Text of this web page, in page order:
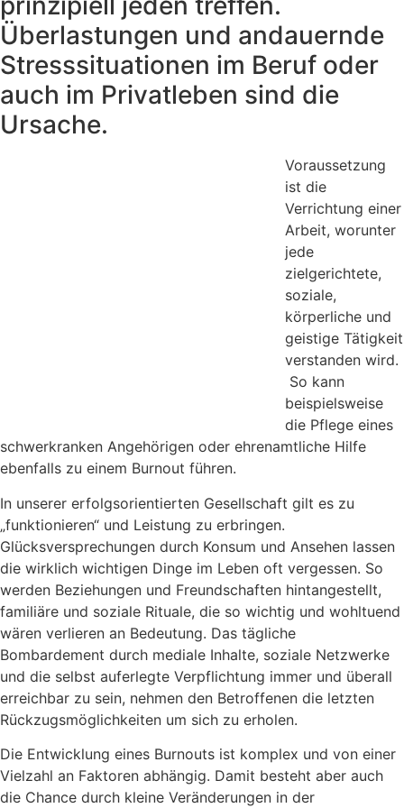
Überlastungen und andauernde
Stresssituationen im Beruf oder
auch im Privatleben sind die
Ursache.
Voraussetzung
ist die
Verrichtung einer
Arbeit, worunter
jede
zielgerichtete,
soziale,
körperliche und
geistige Tätigkeit
verstanden wird.
So kann
beispielsweise
die Pflege eines
schwerkranken Angehörigen oder ehrenamtliche Hilfe
ebenfalls zu einem Burnout führen.
In unserer erfolgsorientierten Gesellschaft gilt es zu
„funktionieren“ und Leistung zu erbringen.
Glücksversprechungen durch Konsum und Ansehen lassen
die wirklich wichtigen Dinge im Leben oft vergessen. So
werden Beziehungen und Freundschaften hintangestellt,
familiäre und soziale Rituale, die so wichtig und wohltuend
wären verlieren an Bedeutung. Das tägliche
Bombardement durch mediale Inhalte, soziale Netzwerke
und die selbst auferlegte Verpflichtung immer und überall
erreichbar zu sein, nehmen den Betroffenen die letzten
Rückzugsmöglichkeiten um sich zu erholen.
Die Entwicklung eines Burnouts ist komplex und von einer
Vielzahl an Faktoren abhängig. Damit besteht aber auch
die Chance durch kleine Veränderungen in der